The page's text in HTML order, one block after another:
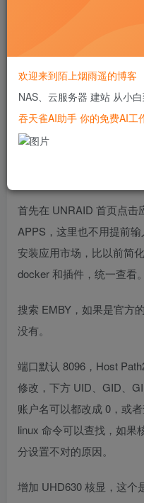
一个数码爱好者，也喜欢
多一点乐趣。
UNRAID 系统最吸引我的
和管理页面，比群晖、威
安装 docker 管理工具
首先在 UNRAID 首页点击
APPS，这里也不用提前
安装应用市场，比以前简
docker 和插件，统一查看。
搜索 EMBY，如果是官方
没有。
端口默认 8096，Host
修改，下方 UID、GID、
账户名可以都改成 0，或
linux 命令可以查找，如果
分设置不对的原因。
增加 UHD630 核显，这个
欢迎来到陌上烟雨遥的博客
NAS、云服务器 建站 从小
吞天雀AI助手 你的免费AI工